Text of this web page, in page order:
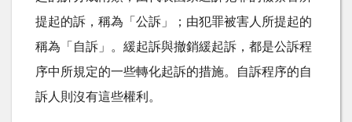
提起的訴，稱為「公訴」；由犯罪被害人所提起的
稱為「自訴」。緩起訴與撤銷緩起訴，都是公訴程
序中所規定的一些轉化起訴的措施。自訴程序的自
訴人則沒有這些權利。